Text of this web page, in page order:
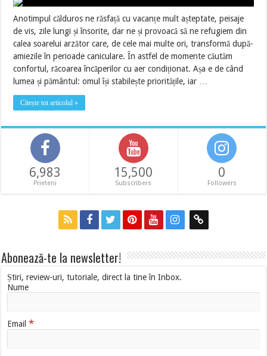
Anotimpul călduros ne răsfață cu vacanțe mult așteptate, peisaje
de vis, zile lungi și însorite, dar ne și provoacă să ne refugiem din
calea soarelui arzător care, de cele mai multe ori, transformă după-
amiezile în perioade caniculare. În astfel de momente căutăm
confortul, răcoarea încăperilor cu aer condiționat. Așa e de când
lumea și pământul: omul își stabilește prioritățile, iar …
Citește tot articolul »
6,983
Prieteni
15,500
Subscribers
0
Followers
Abonează-te la newsletter!
Știri, review-uri, tutoriale, direct la tine în Inbox.
Nume
Email*